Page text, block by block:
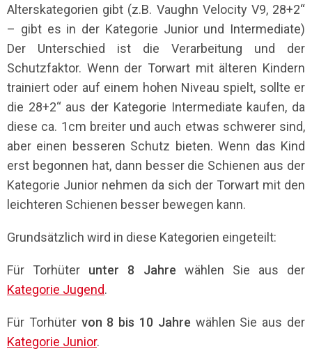
Alterskategorien gibt (z.B. Vaughn Velocity V9, 28+2“
– gibt es in der Kategorie Junior und Intermediate)
Der Unterschied ist die Verarbeitung und der
Schutzfaktor. Wenn der Torwart mit älteren Kindern
trainiert oder auf einem hohen Niveau spielt, sollte er
die 28+2“ aus der Kategorie Intermediate kaufen, da
diese ca. 1cm breiter und auch etwas schwerer sind,
aber einen besseren Schutz bieten. Wenn das Kind
erst begonnen hat, dann besser die Schienen aus der
Kategorie Junior nehmen da sich der Torwart mit den
leichteren Schienen besser bewegen kann.
Grundsätzlich wird in diese Kategorien eingeteilt:
Für Torhüter unter 8 Jahre wählen Sie aus der
Kategorie Jugend.
Für Torhüter von 8 bis 10 Jahre wählen Sie aus der
Kategorie Junior.